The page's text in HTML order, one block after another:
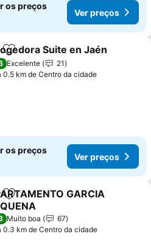
os preços
Ver preços
Adicionar aos favoritos
Suite en Jaén
Excelente
21
0.5 km de Centro da cidade
os preços
Ver preços
Adicionar aos favoritos
GARCIA
Muito boa
67
0.3 km de Centro da cidade